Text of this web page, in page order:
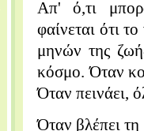
Απ' ό,τι
φαίνεται ότι
μηνών της
κόσμο. Όταν
Όταν πεινάει,
Όταν βλέπει τη